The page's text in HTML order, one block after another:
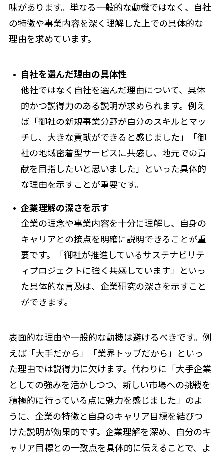
味があります。単なる一般的な動機ではなく、自社
の特徴や事業内容を深く理解した上での具体的な
理由を求めています。
自社を選んだ理由の具体性
他社ではなく自社を選んだ理由について、具体
的かつ説得力のある説明が求められます。例え
ば「御社の新規事業分野が自分のスキルとマッ
チし、大きな貢献ができると感じました」「御
社の地域密着型サービスに共感し、地元での貢
献を目指したいと思いました」といった具体的
な理由を示すことが重要です。
企業理解の深さを示す
企業の理念や事業内容を十分に理解し、自身の
キャリアとの接点を明確に説明できることが重
要です。「御社が推進しているサステナビリテ
ィプロジェクトに強く共感しています」といっ
た具体的な言及は、企業研究の深さを示すこと
ができます。
表面的な理由や一般的な動機は避けるべきです。例
えば「大手だから」「業界トップだから」といっ
た理由では説得力に欠けます。代わりに「大手企業
としての強みを活かしつつ、新しい市場への挑戦を
積極的に行っている点に魅力を感じました」のよ
うに、企業の特徴と自身のキャリア目標を結びつ
けた説明が効果的です。企業理解を深め、自分のキ
ャリア目標との一致点を具体的に伝えることで、よ